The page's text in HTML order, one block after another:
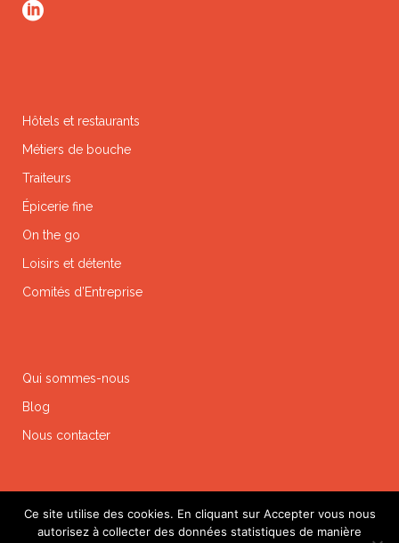
Hôtels et restaurants
Métiers de bouche
Traiteurs
Épicerie fine
On the go
Loisirs et détente
Comités d’Entreprise
Qui sommes-nous
Blog
Nous contacter
Ce site utilise des cookies. En cliquant sur Accepter vous nous
autorisez à collecter des données statistiques de manière